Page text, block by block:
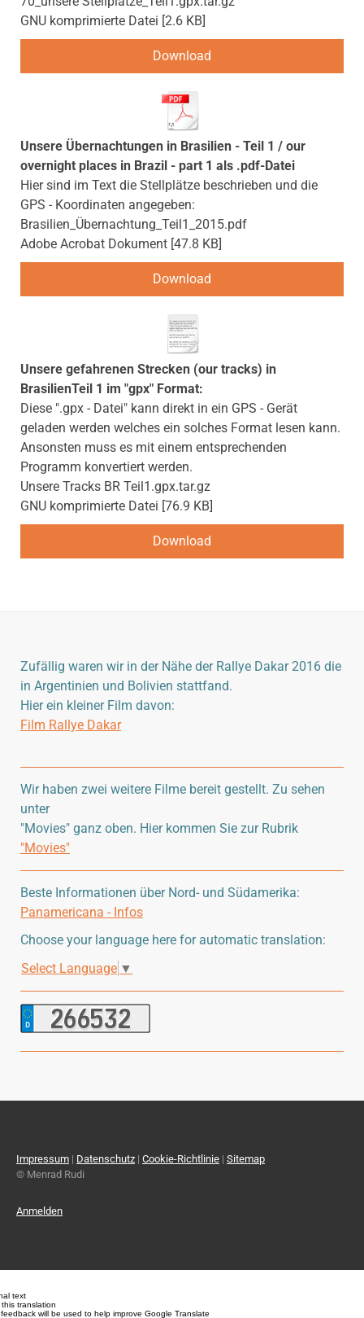
GNU komprimierte Datei 2.6 KB
Download
Unsere Übernachtungen in Brasilien - Teil 1 / our
overnight places in Brazil - part 1 als .pdf-Datei
Hier sind im Text die Stellplätze beschrieben und die
GPS - Koordinaten angegeben:
Brasilien_Übernachtung_Teil1_2015.pdf
Adobe Acrobat Dokument 47.8 KB
Download
Unsere gefahrenen Strecken (our tracks) in
BrasilienTeil 1 im "gpx" Format:
Diese ".gpx - Datei" kann direkt in ein GPS - Gerät
geladen werden welches ein solches Format lesen kann.
Ansonsten muss es mit einem entsprechenden
Programm konvertiert werden.
Unsere Tracks BR Teil1.gpx.tar.gz
GNU komprimierte Datei 76.9 KB
Download
Zufällig waren wir in der Nähe der Rallye Dakar 2016 die
in Argentinien und Bolivien stattfand.
Hier ein kleiner Film davon:
Film Rallye Dakar
Wir haben zwei weitere Filme bereit gestellt. Zu sehen
unter
"Movies" ganz oben. Hier kommen Sie zur Rubrik
"Movies"
Beste Informationen über Nord- und Südamerika:
Panamericana - Infos
Choose your language here for automatic translation:
Select Language ▼
Impressum | Datenschutz | Cookie-Richtlinie | Sitemap
© Menrad Rudi
Anmelden
text
translation
will be used to help improve Google Translate